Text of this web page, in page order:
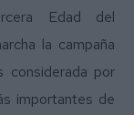
Edad del
la campaña
considerada por
importantes de